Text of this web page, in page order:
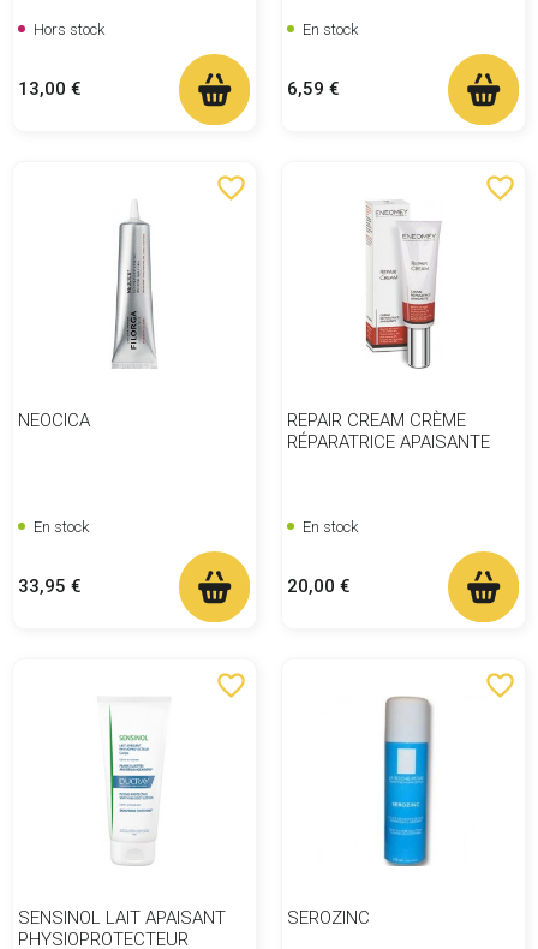
Hors stock
Prix
13,00 €
En stock
Prix
6,59 €
favorite_border
NEOCICA
En stock
Prix
33,95 €
favorite_border
REPAIR CREAM CRÈME
RÉPARATRICE APAISANTE
En stock
Prix
20,00 €
favorite_border
SENSINOL LAIT APAISANT
PHYSIOPROTECTEUR
favorite_border
SEROZINC